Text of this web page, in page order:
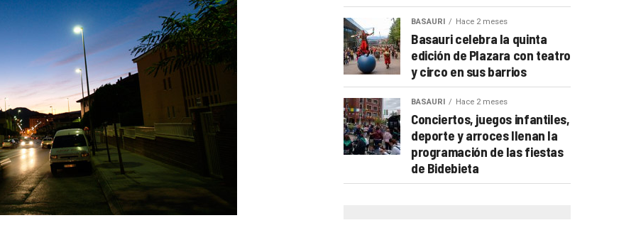
BASAURI Hace 2 meses
Basauri celebra la quinta
edición de Plazara con teatro
y circo en sus barrios
BASAURI Hace 2 meses
Conciertos, juegos infantiles,
deporte y arroces llenan la
programación de las fiestas
de Bidebieta